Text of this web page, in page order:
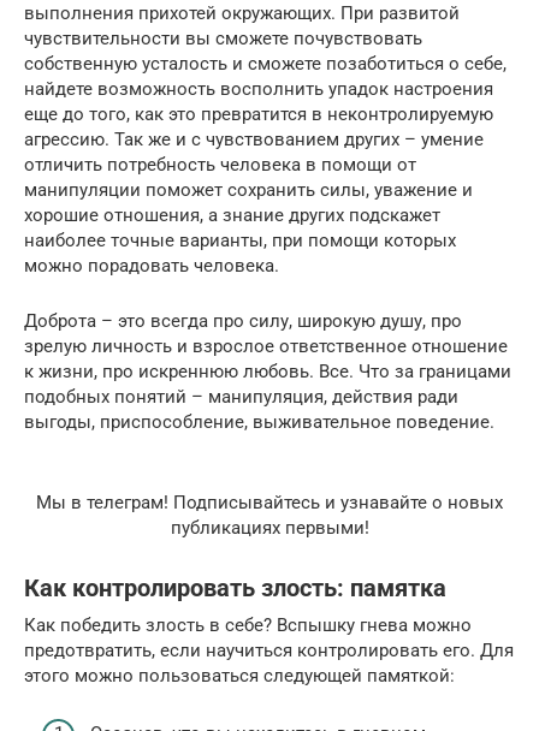
выполнения прихотей окружающих. При развитой
чувствительности вы сможете почувствовать
собственную усталость и сможете позаботиться о себе,
найдете возможность восполнить упадок настроения
еще до того, как это превратится в неконтролируемую
агрессию. Так же и с чувствованием других – умение
отличить потребность человека в помощи от
манипуляции поможет сохранить силы, уважение и
хорошие отношения, а знание других подскажет
наиболее точные варианты, при помощи которых
можно порадовать человека.
Доброта – это всегда про силу, широкую душу, про
зрелую личность и взрослое ответственное отношение
к жизни, про искреннюю любовь. Все. Что за границами
подобных понятий – манипуляция, действия ради
выгоды, приспособление, выживательное поведение.
Мы в телеграм! Подписывайтесь и узнавайте о новых
публикациях первыми!
Как контролировать злость: памятка
Как победить злость в себе? Вспышку гнева можно
предотвратить, если научиться контролировать его. Для
этого можно пользоваться следующей памяткой: